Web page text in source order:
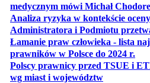
medycznym mówi Michał
Analiza ryzyka w kontekście
Administratora i Podmiotu
Łamanie praw człowieka - lista
prawników w Polsce do 2024 r.
Polscy prawnicy przed TSUE i
wg miast i województwotwiera się